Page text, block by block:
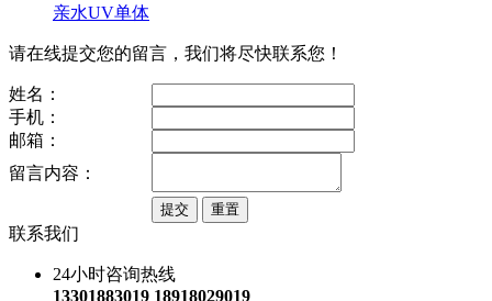
亲水UV单体
请在线提交您的留言，我们将尽快联系您！
姓名：
手机：
邮箱：
留言内容：
联系我们
24小时咨询热线
13301883019 18918029019